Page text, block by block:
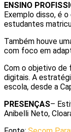
ENSINO
Exemplo disso, é
estudantes
Também houve
com foco em
Com o objetivo de
digitais. A
escola, desde a
PRESENÇAS–
Anibelli Neto,